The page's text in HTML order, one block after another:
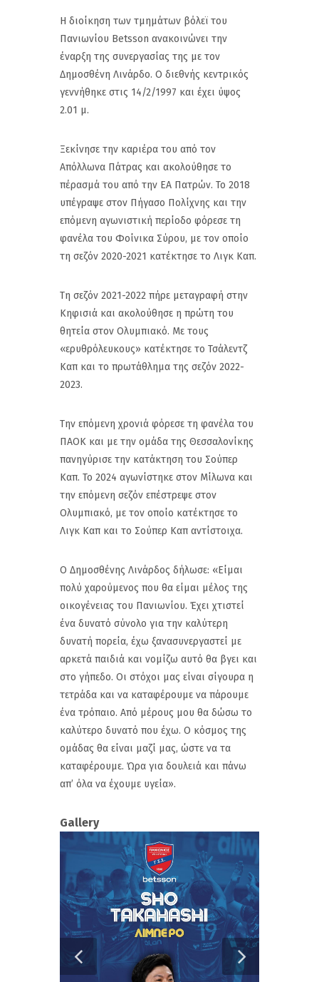
Η διοίκηση των τμημάτων βόλεϊ του
Πανιωνίου Βetsson ανακοινώνει την
έναρξη της συνεργασίας της με τον
Δημοσθένη Λινάρδο. Ο διεθνής κεντρικός
γεννήθηκε στις 14/2/1997 και έχει ύψος
2.01 μ.
Ξεκίνησε την καριέρα του από τον
Απόλλωνα Πάτρας και ακολούθησε το
πέρασμά του από την ΕΑ Πατρών. Το 2018
υπέγραψε στον Πήγασο Πολίχνης και την
επόμενη αγωνιστική περίοδο φόρεσε τη
φανέλα του Φοίνικα Σύρου, με τον οποίο
τη σεζόν 2020-2021 κατέκτησε το Λιγκ Καπ.
Τη σεζόν 2021-2022 πήρε μεταγραφή στην
Κηφισιά και ακολούθησε η πρώτη του
θητεία στον Ολυμπιακό. Με τους
«ερυθρόλευκους» κατέκτησε το Τσάλεντζ
Καπ και το πρωτάθλημα της σεζόν 2022-
2023.
Την επόμενη χρονιά φόρεσε τη φανέλα του
ΠΑΟΚ και με την ομάδα της Θεσσαλονίκης
πανηγύρισε την κατάκτηση του Σούπερ
Καπ. Το 2024 αγωνίστηκε στον Μίλωνα και
την επόμενη σεζόν επέστρεψε στον
Ολυμπιακό, με τον οποίο κατέκτησε το
Λιγκ Καπ και το Σούπερ Καπ αντίστοιχα.
Ο Δημοσθένης Λινάρδος δήλωσε: «Είμαι
πολύ χαρούμενος που θα είμαι μέλος της
οικογένειας του Πανιωνίου. Έχει χτιστεί
ένα δυνατό σύνολο για την καλύτερη
δυνατή πορεία, έχω ξανασυνεργαστεί με
αρκετά παιδιά και νομίζω αυτό θα βγει και
στο γήπεδο. Οι στόχοι μας είναι σίγουρα η
τετράδα και να καταφέρουμε να πάρουμε
ένα τρόπαιο. Από μέρους μου θα δώσω το
καλύτερο δυνατό που έχω. Ο κόσμος της
ομάδας θα είναι μαζί μας, ώστε να τα
καταφέρουμε. Ώρα για δουλειά και πάνω
απ’ όλα να έχουμε υγεία».
Gallery